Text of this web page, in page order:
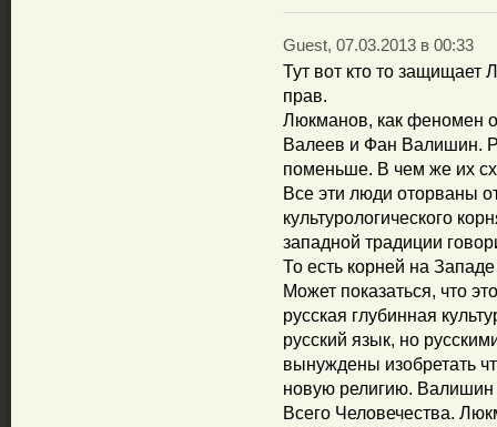
Guest, 07.03.2013 в 00:33
Тут вот кто то
прав.
Люкманов, как феномен
Валеев и Фан Валишин.
поменьше. В чем же их
Все эти люди оторваны
культурологического
западной традиции
То есть корней на
Может показаться, что
русская глубинная
русский язык, но
вынуждены изобретать
новую религию. Валишин
Всего Человечества.